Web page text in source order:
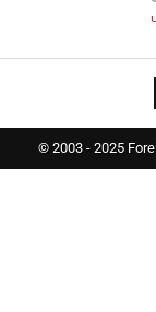
© 2003 - 2025